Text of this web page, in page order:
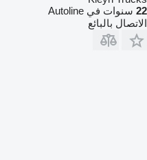
22 سنوات في Autoline
الاتصال بالبائع